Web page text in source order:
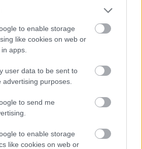
to enable storage
like cookies on web or
apps.
user data to be sent to
purposes.
to send me
to enable storage
like cookies on web or
sievietēm jāzina
1 no 10
Ziņot